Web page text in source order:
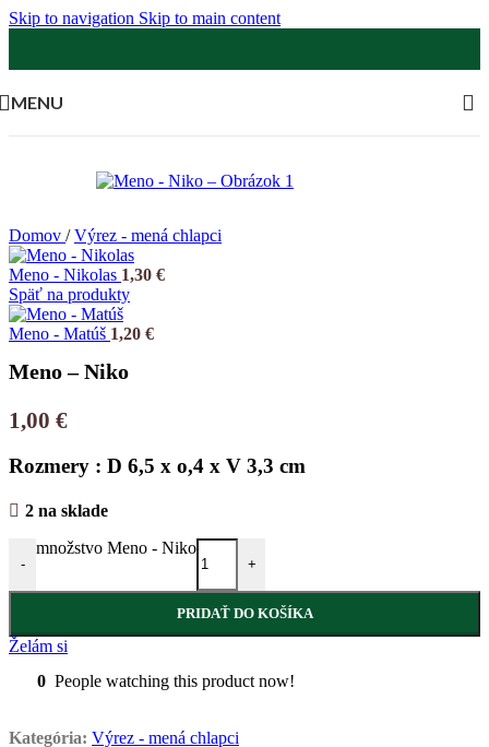
Skip to navigation Skip to main content
MENU
Domov / Výrez - mená chlapci
Meno - Nikolas 1,30 €
Späť na produkty
Meno - Matúš 1,20 €
Meno – Niko
1,00 €
Rozmery : D 6,5 x o,4 x V 3,3 cm
2 na sklade
-
množstvo Meno - Niko
+
PRIDAŤ DO KOŠÍKA
Želám si
0 People watching this product now!
Kategória: Výrez - mená chlapci